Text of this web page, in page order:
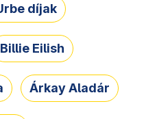
díjak
Billie Eilish
Árkay Aladár